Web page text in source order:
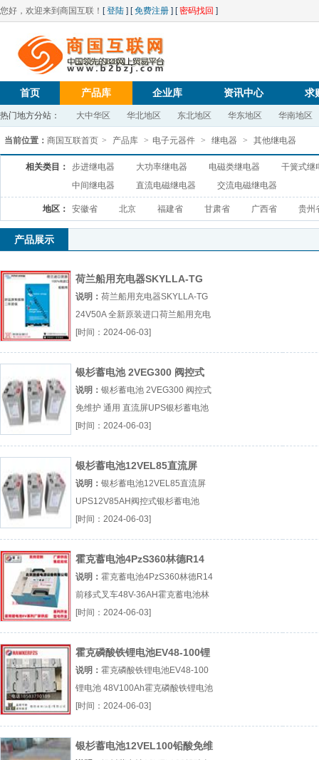
您好，欢迎来到商国互联！ [登陆 ] [免费注册 ] [密码找回 ]
首页 产品库 企业库 资讯中心 求
热门地方分站： 大中华区 华北地区 东北地区 华东地区 华南地区
当前位置： 商国互联首页 > 产品库 > 电子元器件 > 继电器 > 其他继电器
相关类目： 步进继电器 大功率继电器 电磁类继电器
干簧式继
中间继电器
直流电磁继电器 交流电磁继电器
地区： 安徽省 北京 福建省 甘肃省 广西省 贵州
产品展示
荷兰船用充电器SKYLLA-TG
24V50A 全新原装进口
说明： 荷兰船用充电器SKYLLA-TG
24V50A 全新原装进口荷兰船用充电
器SKYLLA-TG 24V50A全新原装进
口厂（...『荷兰船用充电器』
[时间：2024-06-03]
银杉蓄电池 2VEG300 阀控式
免维护 通用 直流屏UPS
说明： 银杉蓄电池 2VEG300 阀控式
免维护 通用 直流屏UPS银杉蓄电池
阀控式免维护通用 直流屏UPS厂（...
『银杉蓄电池』
[时间：2024-06-03]
银杉蓄电池12VEL85直流屏
UPS12V85AH阀控式
说明： 银杉蓄电池12VEL85直流屏
UPS12V85AH阀控式银杉蓄电池
12VEL85直流屏UPS12V85AH阀控
式厂（...『银杉蓄电池』
[时间：2024-06-03]
霍克蓄电池4PzS360林德R14
前移式叉车48V-36AH
说明： 霍克蓄电池4PzS360林德R14
前移式叉车48V-36AH霍克蓄电池林
德R14前移式叉车48V-36AH厂（...
『霍克蓄电池』
[时间：2024-06-03]
霍克磷酸铁锂电池EV48-100锂
电池 48V100Ah
说明： 霍克磷酸铁锂电池EV48-100
锂电池 48V100Ah霍克磷酸铁锂电池
EV48-100锂电池48V100Ah厂（...
『霍克磷酸铁锂电池』
[时间：2024-06-03]
银杉蓄电池12VEL100铅酸免维